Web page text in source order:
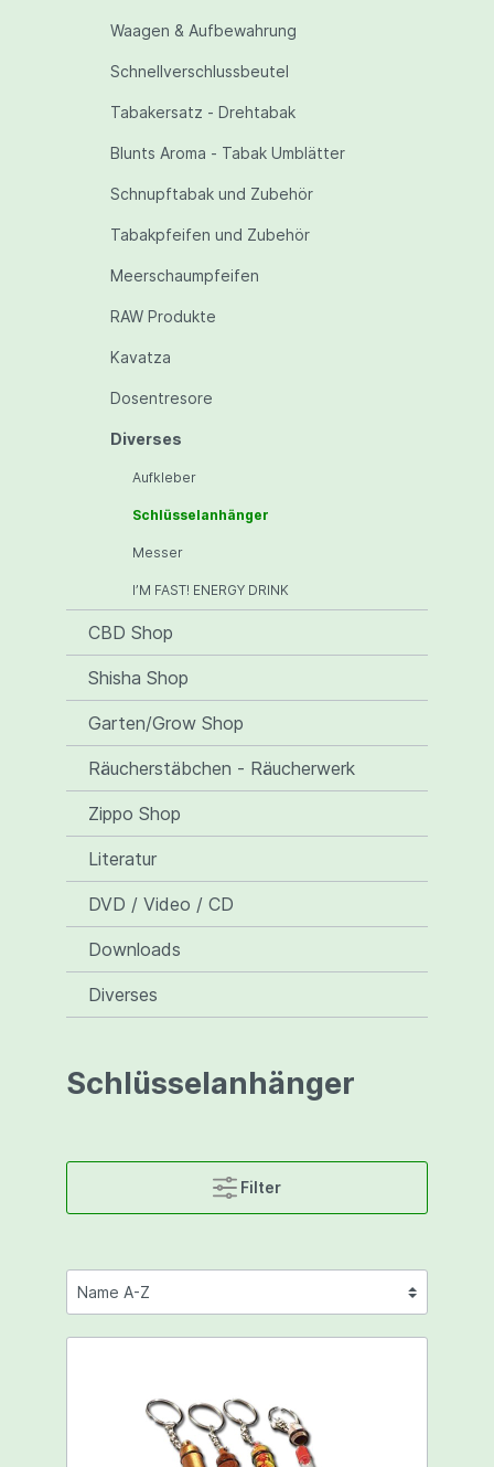
Waagen & Aufbewahrung
Schnellverschlussbeutel
Tabakersatz - Drehtabak
Blunts Aroma - Tabak Umblätter
Schnupftabak und Zubehör
Tabakpfeifen und Zubehör
Meerschaumpfeifen
RAW Produkte
Kavatza
Dosentresore
Diverses
Aufkleber
Schlüsselanhänger
Messer
I’M FAST! ENERGY DRINK
CBD Shop
Shisha Shop
Garten/Grow Shop
Räucherstäbchen - Räucherwerk
Zippo Shop
Literatur
DVD / Video / CD
Downloads
Diverses
Schlüsselanhänger
Filter